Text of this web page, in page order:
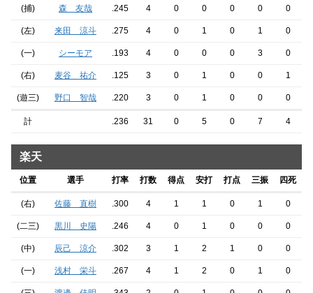
(捕) 森 友哉 .245 4 0 0 0 0 0
(左) 来田 涼斗 .275 4 0 1 0 1 0
(一) シーモア .193 4 0 0 0 3 0
(右) 麦谷 祐介 .125 3 0 1 0 0 1
(遊三) 野口 智哉 .220 3 0 1 0 0 0
計 .236 31 0 5 0 7 4
楽天
位置 選手 打率 打数 得点 安打 打点 三振 四死
(右) 佐藤 直樹 .300 4 1 1 0 1 0
(二三) 黒川 史陽 .246 4 0 1 0 0 0
(中) 辰己 涼介 .302 3 1 2 1 0 0
(一) 浅村 栄斗 .267 4 1 2 0 1 0